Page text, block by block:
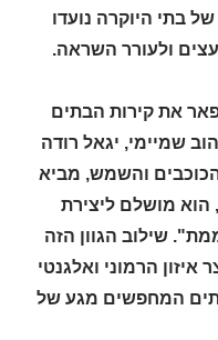
בתי היוקרה נועדו
ולעורר השראה.
את קירות הבתים
שמיימי, יגאל רודה
והשמש, מביא
הוא מושלם ליצירת
שילוב הגוון הזה
איזון הרמוני ואלגנטי
המחפשים מגע של